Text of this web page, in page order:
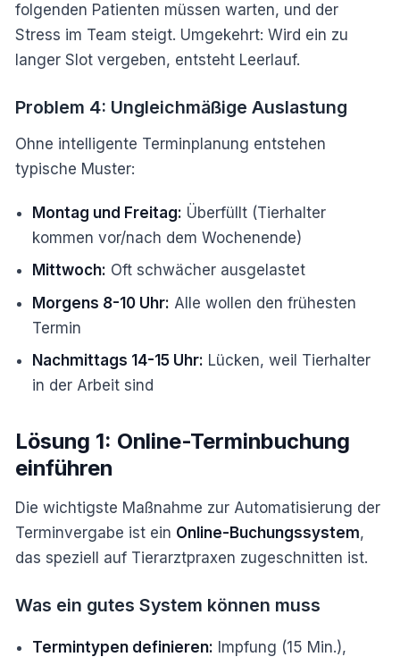
folgenden Patienten müssen warten, und der
Stress im Team steigt. Umgekehrt: Wird ein zu
langer Slot vergeben, entsteht Leerlauf.
Problem 4: Ungleichmäßige Auslastung
Ohne intelligente Terminplanung entstehen
typische Muster:
Montag und Freitag: Überfüllt (Tierhalter
kommen vor/nach dem Wochenende)
Mittwoch: Oft schwächer ausgelastet
Morgens 8-10 Uhr: Alle wollen den frühesten
Termin
Nachmittags 14-15 Uhr: Lücken, weil Tierhalter
in der Arbeit sind
Lösung 1: Online-Terminbuchung
einführen
Die wichtigste Maßnahme zur Automatisierung der
Terminvergabe ist ein Online-Buchungssystem,
das speziell auf Tierarztpraxen zugeschnitten ist.
Was ein gutes System können muss
Termintypen definieren: Impfung (15 Min.),